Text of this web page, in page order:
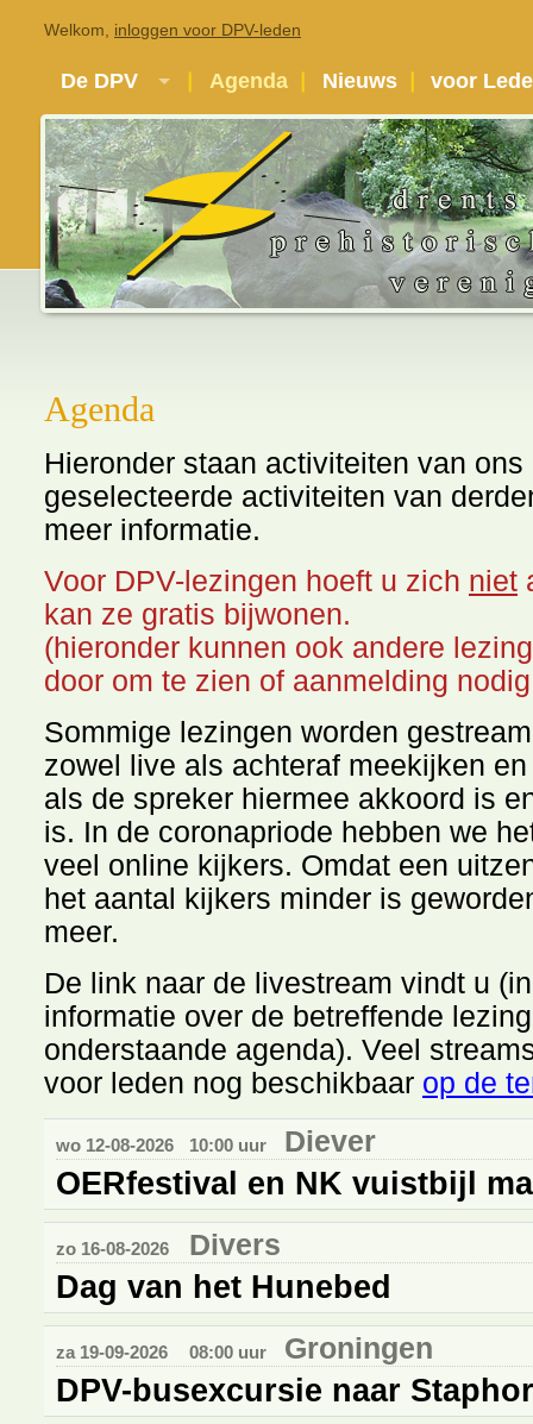
Agenda
Hieronder staan activiteiten van
geselecteerde activiteiten van
meer informatie.
Voor DPV-lezingen hoeft u zich niet
kan ze gratis bijwonen.
(hieronder kunnen ook andere
door om te zien of aanmelding
Sommige lezingen worden
zowel live als achteraf meekijken
als de spreker hiermee akkoord is
is. In de coronapriode hebben we
veel online kijkers. Omdat een
het aantal kijkers minder is
meer.
De link naar de livestream vindt u
informatie over de betreffende
onderstaande agenda). Veel
voor leden nog beschikbaar op de
wo 12-08-2026 10:00 uur Diever
OERfestival en NK vuistbijl
zo 16-08-2026 Divers
Dag van het Hunebed
za 19-09-2026 08:00 uur Groningen
DPV-busexcursie naar
Welkom, inloggen voor DPV-leden
De DPV Agenda Nieuws voor